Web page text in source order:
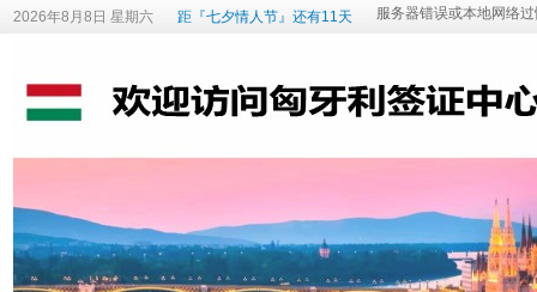
2026年8月8日 星期六 距『七夕情人节』还有11天